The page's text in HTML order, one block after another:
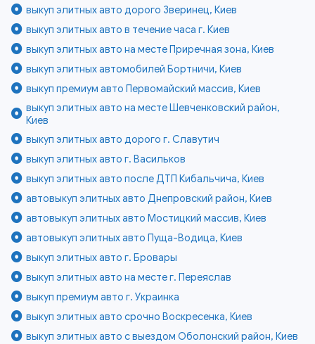
выкуп элитных авто дорого Зверинец, Киев
выкуп элитных авто в течение часа г. Киев
выкуп элитных авто на месте Приречная зона, Киев
выкуп элитных автомобилей Бортничи, Киев
выкуп премиум авто Первомайский массив, Киев
выкуп элитных авто на месте Шевченковский район,
Киев
выкуп элитных авто дорого г. Славутич
выкуп элитных авто г. Васильков
выкуп элитных авто после ДТП Кибальчича, Киев
автовыкуп элитных авто Днепровский район, Киев
автовыкуп элитных авто Мостицкий массив, Киев
автовыкуп элитных авто Пуща-Водица, Киев
выкуп элитных авто г. Бровары
выкуп элитных авто на месте г. Переяслав
выкуп премиум авто г. Украинка
выкуп элитных авто срочно Воскресенка, Киев
выкуп элитных авто с выездом Оболонский район, Киев